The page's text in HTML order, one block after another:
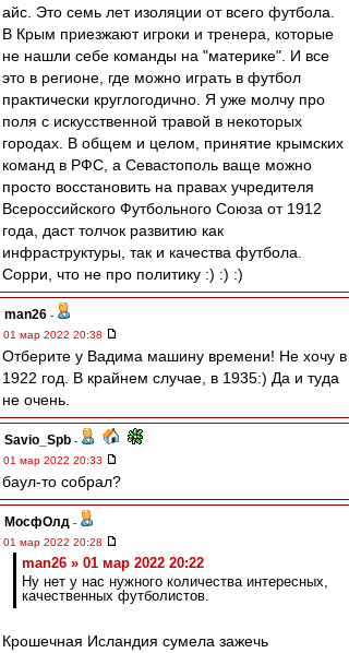
айс. Это семь лет изоляции от всего футбола.
В Крым приезжают игроки и тренера, которые
не нашли себе команды на "материке". И все
это в регионе, где можно играть в футбол
практически круглогодично. Я уже молчу про
поля с искусственной травой в некоторых
городах. В общем и целом, принятие крымских
команд в РФС, а Севастополь ваще можно
просто восстановить на правах учредителя
Всероссийского Футбольного Союза от 1912
года, даст толчок развитию как
инфраструктуры, так и качества футбола.
Сорри, что не про политику :) :) :)
man26 -
01 мар 2022 20:38
Отберите у Вадима машину времени! Не хочу в
1922 год. В крайнем случае, в 1935:) Да и туда
не очень.
Savio_Spb -
01 мар 2022 20:33
баул-то собрал?
МосфОлд -
01 мар 2022 20:28
man26 » 01 мар 2022 20:22
Ну нет у нас нужного количества интересных,
качественных футболистов.
Крошечная Исландия сумела зажечь